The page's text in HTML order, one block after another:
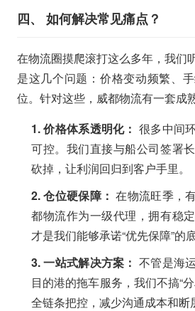
四、 如何解决常见痛点？
在物流圈摸爬滚打这么多年，我们
是这几个问题：价格变动频繁、
位。针对这些，威都物流有一套成
1. 价格体系透明化：很多中间
可控。我们直接与船公司签署
砍掉，让利润回归到客户手里。
2. 仓位硬保障：在物流旺季，
都物流作为一级代理，拥有稳
才是我们能够承诺“优先保障”的底
3. 一站式解决方案：不管是海
目的港的拖车服务，我们不搞“
全链条把控，减少沟通成本和断